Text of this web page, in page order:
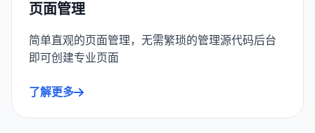
页面管理
简单直观的页面管理，无需繁琐的管理源代码后台
即可创建专业页面
了解更多